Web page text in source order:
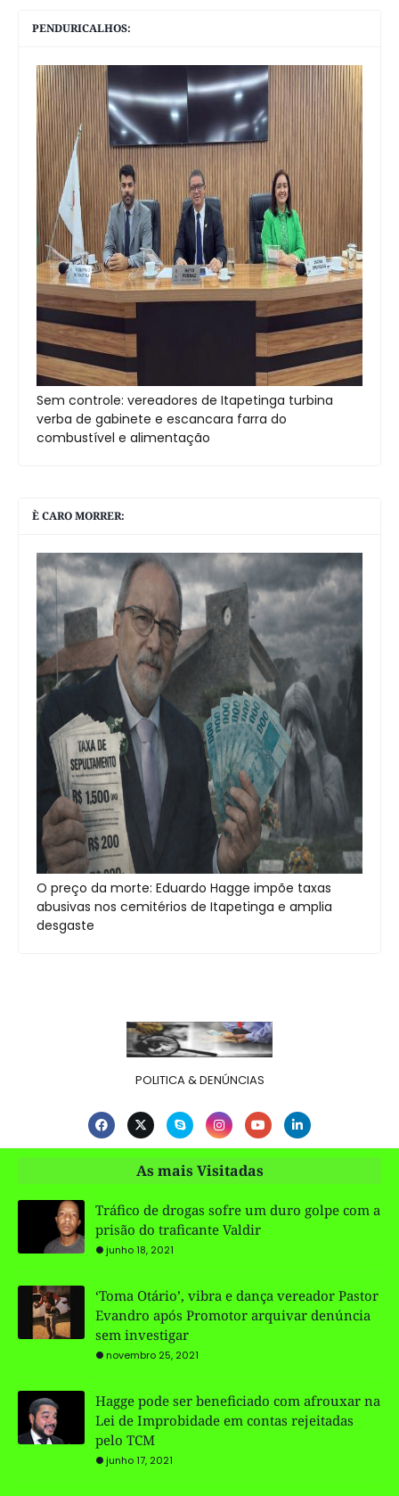
PENDURICALHOS:
Sem controle: vereadores de Itapetinga turbina
verba de gabinete e escancara farra do
combustível e alimentação
È CARO MORRER:
O preço da morte: Eduardo Hagge impõe taxas
abusivas nos cemitérios de Itapetinga e amplia
desgaste
POLITICA & DENÚNCIAS
As mais Visitadas
Tráfico de drogas sofre um duro golpe com a
prisão do traficante Valdir
junho 18, 2021
‘Toma Otário’, vibra e dança vereador Pastor
Evandro após Promotor arquivar denúncia
sem investigar
novembro 25, 2021
Hagge pode ser beneficiado com afrouxar na
Lei de Improbidade em contas rejeitadas
pelo TCM
junho 17, 2021